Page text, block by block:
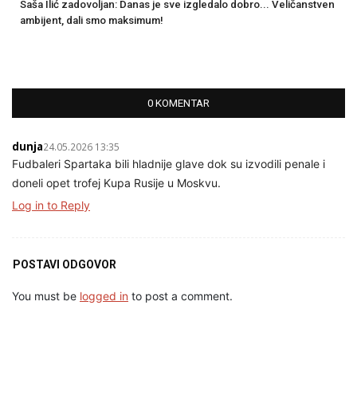
Saša Ilić zadovoljan: Danas je sve izgledalo dobro... Veličanstven
ambijent, dali smo maksimum!
0 KOMENTAR
dunja24.05.2026 13:35
Fudbaleri Spartaka bili hladnije glave dok su izvodili penale i
doneli opet trofej Kupa Rusije u Moskvu.
Log in to Reply
POSTAVI ODGOVOR
You must be logged in to post a comment.